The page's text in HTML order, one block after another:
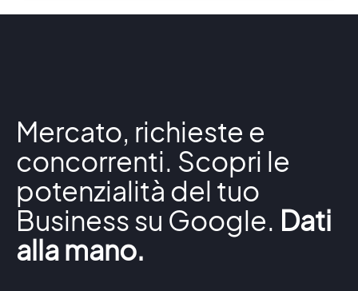
Mercato, richieste e
concorrenti. Scopri le
potenzialità del tuo
Business su Google. Dati
alla mano.